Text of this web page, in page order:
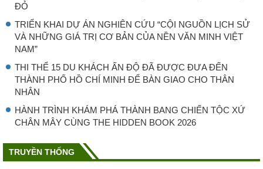
ĐỎ
TRIỂN KHAI DỰ ÁN NGHIÊN CỨU “CỘI NGUỒN LỊCH SỬ
VÀ NHỮNG GIÁ TRỊ CƠ BẢN CỦA NỀN VĂN MINH VIỆT
NAM”
THI THỂ 15 DU KHÁCH ẤN ĐỘ ĐÃ ĐƯỢC ĐƯA ĐẾN
THÀNH PHỐ HỒ CHÍ MINH ĐỂ BÀN GIAO CHO THÂN
NHÂN
HÀNH TRÌNH KHÁM PHÁ THÀNH BANG CHIẾN TỘC XỨ
CHÂN MÂY CÙNG THE HIDDEN BOOK 2026
TRUYỀN THỐNG